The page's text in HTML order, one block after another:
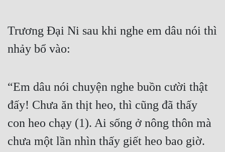
Trương Đại Ni sau khi nghe em dâu nói thì
nhảy bổ vào:
“Em dâu nói chuyện nghe buồn cười thật
đấy! Chưa ăn thịt heo, thì cũng đã thấy
con heo chạy (1). Ai sống ở nông thôn mà
chưa một lần nhìn thấy giết heo bao giờ.